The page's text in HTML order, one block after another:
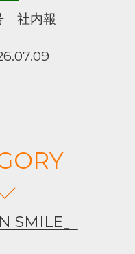
社内報
SMILE」